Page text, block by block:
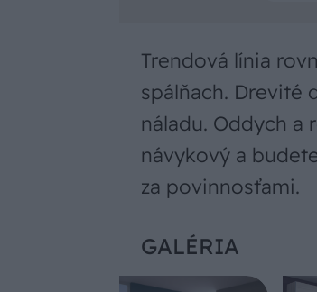
Trendová línia
spálňach. Drevité
náladu. Oddych a
návykový a
za povinnosťami.
GALÉRIA